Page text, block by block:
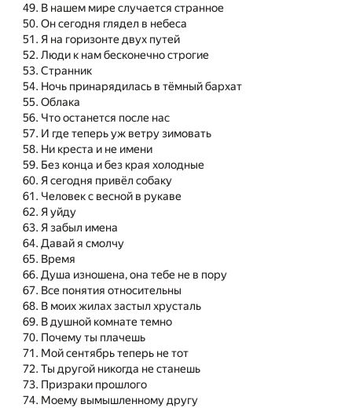
В нашем мире случается странное
Он сегодня глядел в небеса
Я на горизонте двух путей
Люди к нам бесконечно строгие
Странник
Ночь принарядилась в тёмный бархат
Облака
Что останется после нас
И где теперь уж ветру зимовать
Ни креста и не имени
Без конца и без края холодные
Я сегодня привёл собаку
Человек с весной в рукаве
Я уйду
Я забыл имена
Давай я смолчу
Время
Душа изношена, она тебе не в пору
Все понятия относительны
В моих жилах застыл хрусталь
В душной комнате темно
Почему ты плачешь
Мой сентябрь теперь не тот
Ты другой никогда не станешь
Призраки прошлого
Моему вымышленному другу